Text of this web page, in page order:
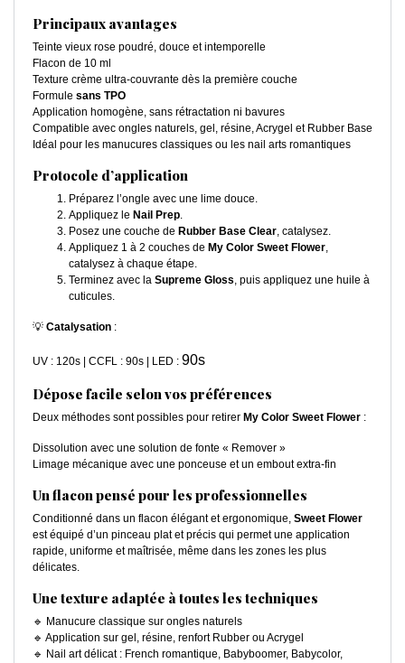
Principaux avantages
Teinte vieux rose poudré, douce et intemporelle
Flacon de 10 ml
Texture crème ultra-couvrante dès la première couche
Formule sans TPO
Application homogène, sans rétractation ni bavures
Compatible avec ongles naturels, gel, résine, Acrygel et Rubber Base
Idéal pour les manucures classiques ou les nail arts romantiques
Protocole d’application
Préparez l’ongle avec une lime douce.
Appliquez le Nail Prep.
Posez une couche de Rubber Base Clear, catalysez.
Appliquez 1 à 2 couches de My Color Sweet Flower,
catalysez à chaque étape.
Terminez avec la Supreme Gloss, puis appliquez une huile à
cuticules.
💡 Catalysation :
UV : 120s | CCFL : 90s | LED : 90s
Dépose facile selon vos préférences
Deux méthodes sont possibles pour retirer My Color Sweet Flower :
Dissolution avec une solution de fonte « Remover »
Limage mécanique avec une ponceuse et un embout extra-fin
Un flacon pensé pour les professionnelles
Conditionné dans un flacon élégant et ergonomique, Sweet Flower
est équipé d’un pinceau plat et précis qui permet une application
rapide, uniforme et maîtrisée, même dans les zones les plus
délicates.
Une texture adaptée à toutes les techniques
🔹 Manucure classique sur ongles naturels
🔹 Application sur gel, résine, renfort Rubber ou Acrygel
🔹 Nail art délicat : French romantique, Babyboomer, Babycolor,